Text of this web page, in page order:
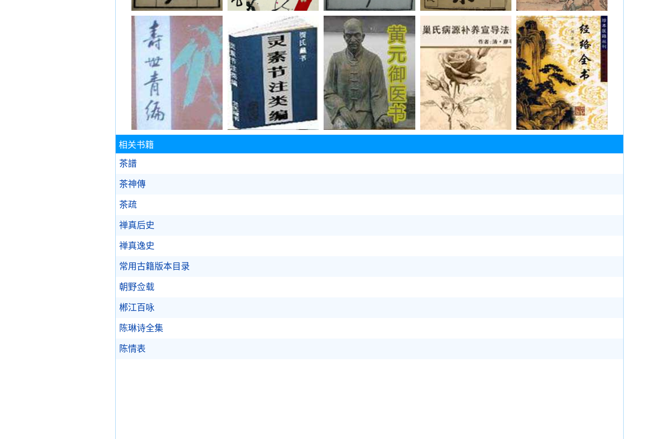
相关书籍
茶譜
茶神傳
茶疏
禅真后史
禅真逸史
常用古籍版本目录
朝野佥载
郴江百咏
陈琳诗全集
陈情表